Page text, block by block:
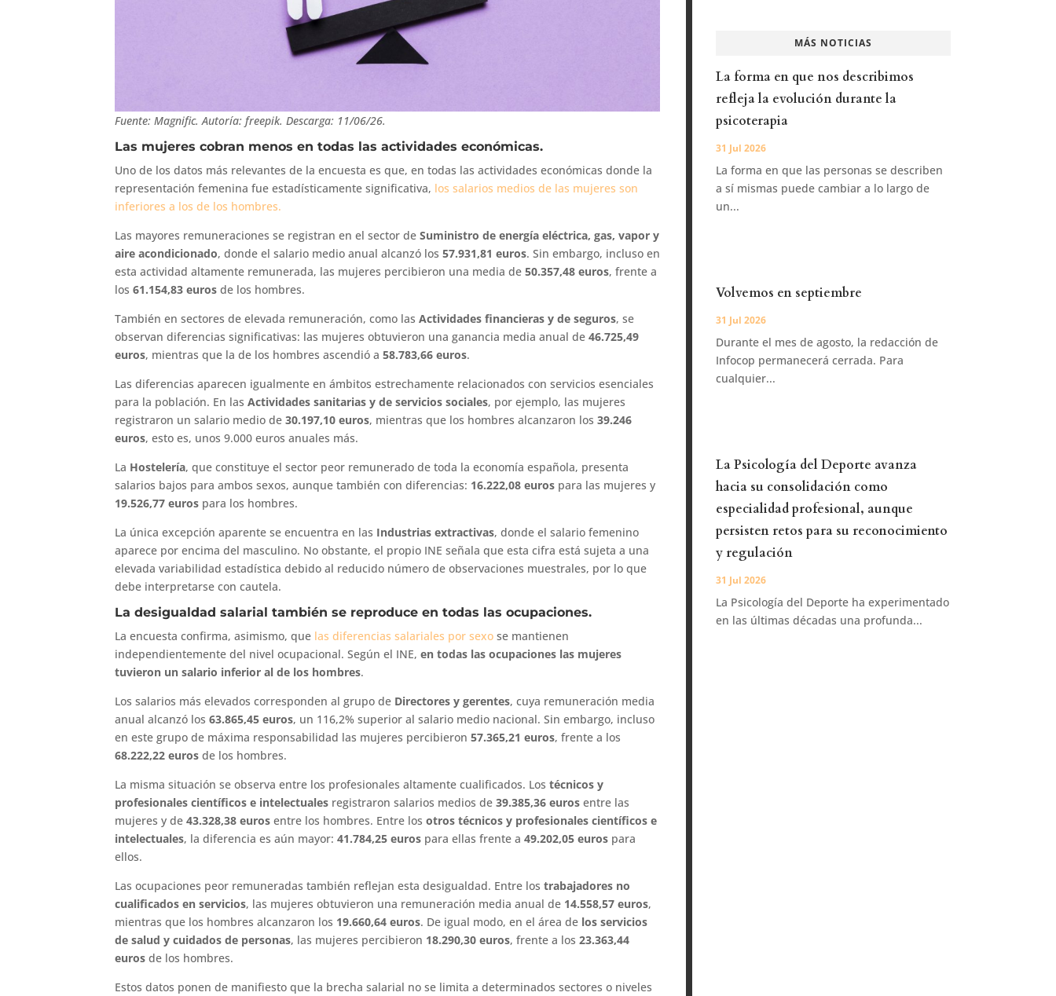
Fuente: Magnific. Autoría: freepik. Descarga: 11/06/26.
Las mujeres cobran menos en todas las actividades económicas.
Uno de los datos más relevantes de la encuesta es que, en todas las actividades económicas donde la
representación femenina fue estadísticamente significativa, los salarios medios de las mujeres son
inferiores a los de los hombres.
Las mayores remuneraciones se registran en el sector deSuministro de energía eléctrica, gas, vapor y
aire acondicionado, donde el salario medio anual alcanzó los57.931,81 euros. Sin embargo, incluso en
esta actividad altamente remunerada, las mujeres percibieron una media de50.357,48 euros, frente a
los61.154,83 euros de los hombres.
También en sectores de elevada remuneración, como lasActividades financieras y de seguros, se
observan diferencias significativas: las mujeres obtuvieron una ganancia media anual de46.725,49
euros, mientras que la de los hombres ascendió a58.783,66 euros.
Las diferencias aparecen igualmente en ámbitos estrechamente relacionados con servicios esenciales
para la población. En lasActividades sanitarias y de servicios sociales, por ejemplo, las mujeres
registraron un salario medio de30.197,10 euros, mientras que los hombres alcanzaron los39.246
euros, esto es, unos 9.000 euros anuales más.
La Hostelería, que constituye el sector peor remunerado de toda la economía española, presenta
salarios bajos para ambos sexos, aunque también con diferencias: 16.222,08 euros para las mujeres y
19.526,77 euros para los hombres.
La única excepción aparente se encuentra en las Industrias extractivas, donde el salario femenino
aparece por encima del masculino. No obstante, el propio INE señala que esta cifra está sujeta a una
elevada variabilidad estadística debido al reducido número de observaciones muestrales, por lo que
debe interpretarse con cautela.
La desigualdad salarial también se reproduce en todas las ocupaciones.
La encuesta confirma, asimismo, que las diferencias salariales por sexose mantienen
independientemente del nivel ocupacional. Según el INE,en todas las ocupaciones las mujeres
tuvieron un salario inferior al de los hombres.
Los salarios más elevados corresponden al grupo de Directores y gerentes, cuya remuneración media
anual alcanzó los63.865,45 euros, un 116,2% superior al salario medio nacional. Sin embargo, incluso
en este grupo de máxima responsabilidad las mujeres percibieron57.365,21 euros, frente a los
68.222,22 euros de los hombres.
La misma situación se observa entre los profesionales altamente cualificados. Lostécnicos y
profesionales científicos e intelectuales registraron salarios medios de39.385,36 euros entre las
mujeres y de43.328,38 euros entre los hombres. Entre losotros técnicos y profesionales científicos e
intelectuales, la diferencia es aún mayor:41.784,25 euros para ellas frente a49.202,05 euros para
ellos.
Las ocupaciones peor remuneradas también reflejan esta desigualdad. Entre lostrabajadores no
cualificados en servicios, las mujeres obtuvieron una remuneración media anual de 14.558,57 euros,
mientras que los hombres alcanzaron los 19.660,64 euros. De igual modo, en el área de los servicios
de salud y cuidados de personas, las mujeres percibieron 18.290,30 euros, frente a los23.363,44
euros de los hombres.
Estos datos ponen de manifiesto que la brecha salarial no se limita a determinados sectores o niveles
MÁS NOTICIAS
La forma en que nos describimos
refleja la evolución durante la
psicoterapia
31 Jul 2026
La forma en que las personas se describen
a sí mismas puede cambiar a lo largo de
un...
Volvemos en septiembre
31 Jul 2026
Durante el mes de agosto, la redacción de
Infocop permanecerá cerrada. Para
cualquier...
La Psicología del Deporte avanza
hacia su consolidación como
especialidad profesional, aunque
persisten retos para su reconocimiento
y regulación
31 Jul 2026
La Psicología del Deporte ha experimentado
en las últimas décadas una profunda...